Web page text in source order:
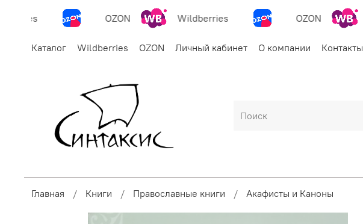
OZON Wildberries OZON
Каталог Wildberries OZON Личный кабинет О компании Контакты
Главная Книги Православные книги Акафисты и Каноны